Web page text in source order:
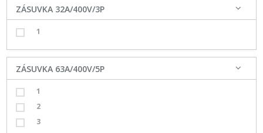
ZÁSUVKA 32A/400V/3P
1
ZÁSUVKA 63A/400V/5P
1
2
3